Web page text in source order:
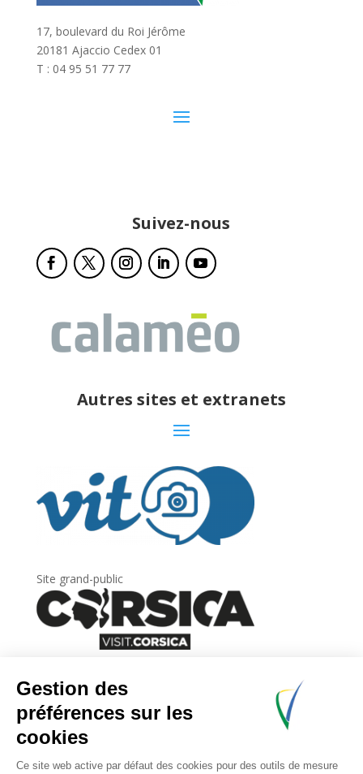
17, boulevard du Roi Jérôme
20181 Ajaccio Cedex 01
T : 04 95 51 77 77
Suivez-nous
Autres sites et extranets
Site grand-public
Newsletter
Inscrivez-vous àla lettre d’information
l’Agence du tourisme de la Corse.